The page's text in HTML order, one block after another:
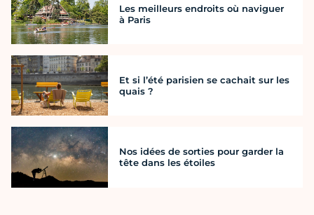
Les meilleurs endroits où naviguer
à Paris
Et si l’été parisien se cachait sur les
quais ?
Nos idées de sorties pour garder la
tête dans les étoiles